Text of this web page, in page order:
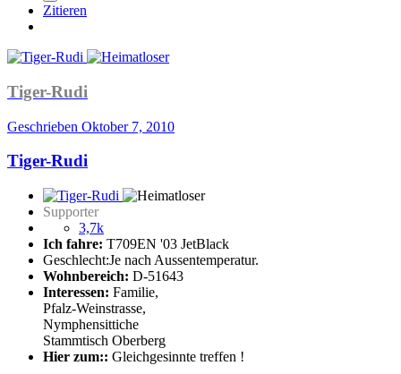
Zitieren
Tiger-Rudi
Geschrieben Oktober 7, 2010
Tiger-Rudi
Supporter
3,7k
Ich fahre: T709EN '03 JetBlack
Geschlecht:Je nach Aussentemperatur.
Wohnbereich: D-51643
Interessen: Familie,
Pfalz-Weinstrasse,
Nymphensittiche
Stammtisch Oberberg
Hier zum:: Gleichgesinnte treffen !